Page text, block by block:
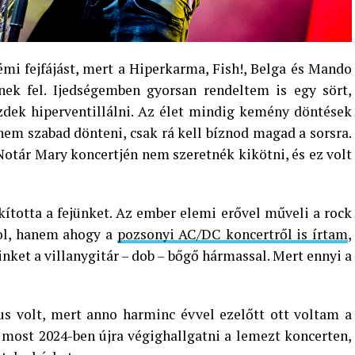
fejfájást, mert a Hiperkarma, Fish!, Belga és Mando
fel. Ijedségemben gyorsan rendeltem is egy sört,
hiperventillálni. Az élet mindig kemény döntések
szabad dönteni, csak rá kell bíznod magad a sorsra.
Mary koncertjén nem szeretnék kikötni, és ez volt
a fejünket. Az ember elemi erővel műveli a rock
hanem ahogy a pozsonyi AC/DC koncertről is írtam,
a villanygitár – dob – bőgő hármassal. Mert ennyi a
volt, mert anno harminc évvel ezelőtt ott voltam a
2024-ben újra végighallgatni a lemezt koncerten,